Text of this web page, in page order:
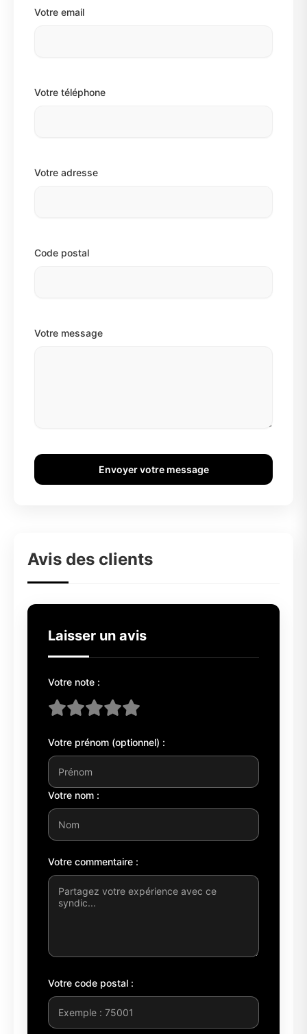
Votre email
Votre téléphone
Votre adresse
Code postal
Votre message
Envoyer votre message
Avis des clients
Laisser un avis
Votre note :
Votre prénom (optionnel) :
Votre nom :
Votre commentaire :
Votre code postal :